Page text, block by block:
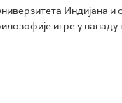
Индијана и
игре у нападу